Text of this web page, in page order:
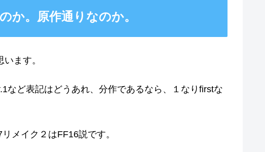
か。原作通りなのか。
ます。
など表記はどうあれ、分作であるなら、１なりfirstな
メイク２はFF16説です。